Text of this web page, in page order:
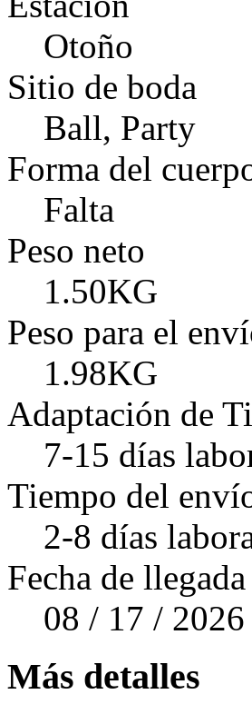
Otoño
Sitio de boda
Ball, Party
Forma del
Falta
Peso neto
1.50KG
Peso para el
1.98KG
Adaptación de
7-15 días
Tiempo del
2-8 días
Fecha de llegada
08 / 17 /
Más detalles